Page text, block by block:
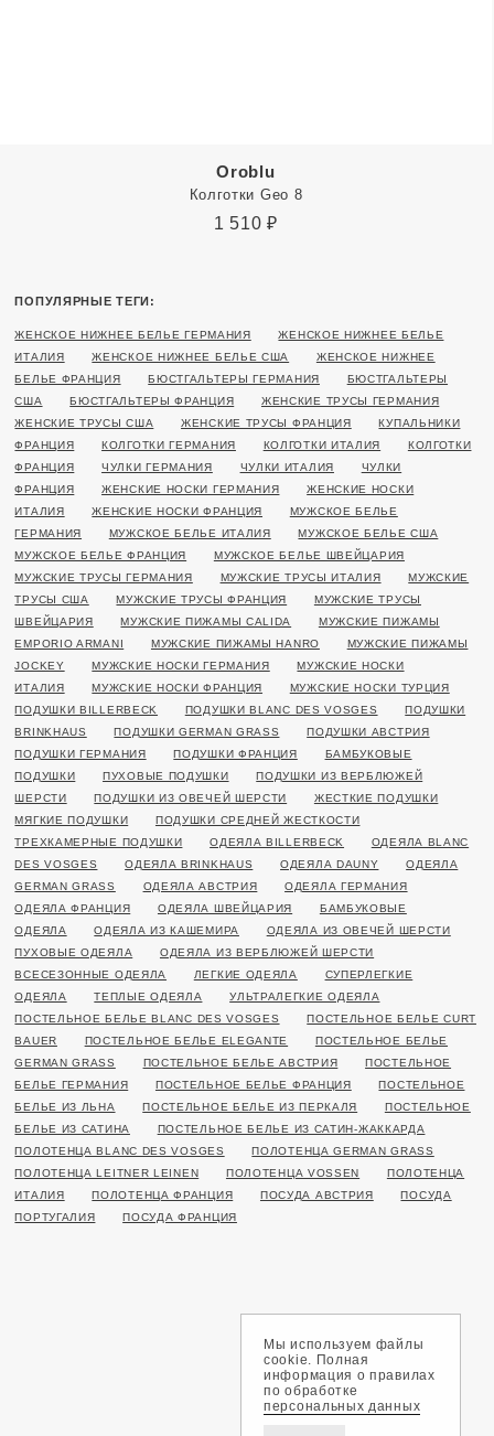
Oroblu
Колготки Geo 8
1 510 ₽
ПОПУЛЯРНЫЕ ТЕГИ:
ЖЕНСКОЕ НИЖНЕЕ БЕЛЬЕ ГЕРМАНИЯ
ЖЕНСКОЕ НИЖНЕЕ БЕЛЬЕ
ИТАЛИЯ
ЖЕНСКОЕ НИЖНЕЕ БЕЛЬЕ США
ЖЕНСКОЕ НИЖНЕЕ
БЕЛЬЕ ФРАНЦИЯ
БЮСТГАЛЬТЕРЫ ГЕРМАНИЯ
БЮСТГАЛЬТЕРЫ
США
БЮСТГАЛЬТЕРЫ ФРАНЦИЯ
ЖЕНСКИЕ ТРУСЫ ГЕРМАНИЯ
ЖЕНСКИЕ ТРУСЫ США
ЖЕНСКИЕ ТРУСЫ ФРАНЦИЯ
КУПАЛЬНИКИ
ФРАНЦИЯ
КОЛГОТКИ ГЕРМАНИЯ КОЛГОТКИ ИТАЛИЯ
КОЛГОТКИ
ФРАНЦИЯ
ЧУЛКИ ГЕРМАНИЯ ЧУЛКИ ИТАЛИЯ
ЧУЛКИ
ФРАНЦИЯ
ЖЕНСКИЕ НОСКИ ГЕРМАНИЯ
ЖЕНСКИЕ НОСКИ
ИТАЛИЯ
ЖЕНСКИЕ НОСКИ ФРАНЦИЯ
МУЖСКОЕ БЕЛЬЕ
ГЕРМАНИЯ
МУЖСКОЕ БЕЛЬЕ ИТАЛИЯ
МУЖСКОЕ БЕЛЬЕ США
МУЖСКОЕ БЕЛЬЕ ФРАНЦИЯ
МУЖСКОЕ БЕЛЬЕ ШВЕЙЦАРИЯ
МУЖСКИЕ ТРУСЫ ГЕРМАНИЯ
МУЖСКИЕ ТРУСЫ ИТАЛИЯ
МУЖСКИЕ
ТРУСЫ США
МУЖСКИЕ ТРУСЫ ФРАНЦИЯ
МУЖСКИЕ ТРУСЫ
ШВЕЙЦАРИЯ
МУЖСКИЕ ПИЖАМЫ CALIDA
МУЖСКИЕ ПИЖАМЫ
EMPORIO ARMANI
МУЖСКИЕ ПИЖАМЫ HANRO
МУЖСКИЕ ПИЖАМЫ
JOCKEY
МУЖСКИЕ НОСКИ ГЕРМАНИЯ
МУЖСКИЕ НОСКИ
ИТАЛИЯ
МУЖСКИЕ НОСКИ ФРАНЦИЯ
МУЖСКИЕ НОСКИ ТУРЦИЯ
ПОДУШКИ BILLERBECK
ПОДУШКИ BLANC DES VOSGES
ПОДУШКИ
BRINKHAUS
ПОДУШКИ GERMAN GRASS
ПОДУШКИ АВСТРИЯ
ПОДУШКИ ГЕРМАНИЯ
ПОДУШКИ ФРАНЦИЯ
БАМБУКОВЫЕ
ПОДУШКИ
ПУХОВЫЕ ПОДУШКИ
ПОДУШКИ ИЗ ВЕРБЛЮЖЕЙ
ШЕРСТИ
ПОДУШКИ ИЗ ОВЕЧЕЙ ШЕРСТИ
ЖЕСТКИЕ ПОДУШКИ
МЯГКИЕ ПОДУШКИ
ПОДУШКИ СРЕДНЕЙ ЖЕСТКОСТИ
ТРЕХКАМЕРНЫЕ ПОДУШКИ
ОДЕЯЛА BILLERBECK
ОДЕЯЛА BLANC
DES VOSGES
ОДЕЯЛА BRINKHAUS ОДЕЯЛА DAUNY
ОДЕЯЛА
GERMAN GRASS
ОДЕЯЛА АВСТРИЯ
ОДЕЯЛА ГЕРМАНИЯ
ОДЕЯЛА ФРАНЦИЯ
ОДЕЯЛА ШВЕЙЦАРИЯ
БАМБУКОВЫЕ
ОДЕЯЛА
ОДЕЯЛА ИЗ КАШЕМИРА
ОДЕЯЛА ИЗ ОВЕЧЕЙ ШЕРСТИ
ПУХОВЫЕ ОДЕЯЛА
ОДЕЯЛА ИЗ ВЕРБЛЮЖЕЙ ШЕРСТИ
ВСЕСЕЗОННЫЕ ОДЕЯЛА
ЛЕГКИЕ ОДЕЯЛА
СУПЕРЛЕГКИЕ
ОДЕЯЛА
ТЕПЛЫЕ ОДЕЯЛА
УЛЬТРАЛЕГКИЕ ОДЕЯЛА
ПОСТЕЛЬНОЕ БЕЛЬЕ BLANC DES VOSGES
ПОСТЕЛЬНОЕ БЕЛЬЕ CURT
BAUER
ПОСТЕЛЬНОЕ БЕЛЬЕ ELEGANTE
ПОСТЕЛЬНОЕ БЕЛЬЕ
GERMAN GRASS
ПОСТЕЛЬНОЕ БЕЛЬЕ АВСТРИЯ
ПОСТЕЛЬНОЕ
БЕЛЬЕ ГЕРМАНИЯ
ПОСТЕЛЬНОЕ БЕЛЬЕ ФРАНЦИЯ
ПОСТЕЛЬНОЕ
БЕЛЬЕ ИЗ ЛЬНА
ПОСТЕЛЬНОЕ БЕЛЬЕ ИЗ ПЕРКАЛЯ
ПОСТЕЛЬНОЕ
БЕЛЬЕ ИЗ САТИНА
ПОСТЕЛЬНОЕ БЕЛЬЕ ИЗ САТИН-ЖАККАРДА
ПОЛОТЕНЦА BLANC DES VOSGES
ПОЛОТЕНЦА GERMAN GRASS
ПОЛОТЕНЦА LEITNER LEINEN
ПОЛОТЕНЦА VOSSEN
ПОЛОТЕНЦА
ИТАЛИЯ
ПОЛОТЕНЦА ФРАНЦИЯ ПОСУДА АВСТРИЯ
ПОСУДА
ПОРТУГАЛИЯ
ПОСУДА ФРАНЦИЯ
Мы используем файлы
cookie. Полная
информация о правилах
по обработке
персональных данных